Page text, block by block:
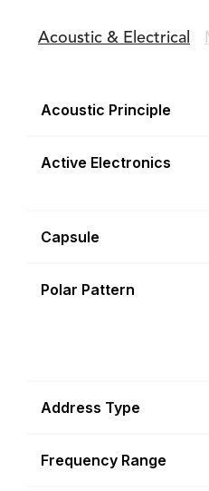
Acoustic & Electrical
Acoustic Principle
Active Electronics
Capsule
Polar Pattern
Address Type
Frequency Range